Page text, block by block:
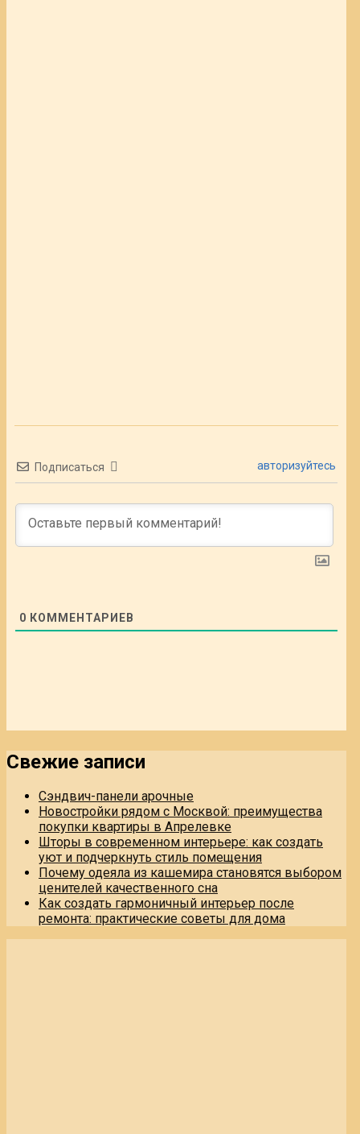
Подписаться авторизуйтесь
0 КОММЕНТАРИЕВ
Свежие записи
Сэндвич-панели арочные
Новостройки рядом с Москвой: преимущества
покупки квартиры в Апрелевке
Шторы в современном интерьере: как создать
уют и подчеркнуть стиль помещения
Почему одеяла из кашемира становятся выбором
ценителей качественного сна
Как создать гармоничный интерьер после
ремонта: практические советы для дома